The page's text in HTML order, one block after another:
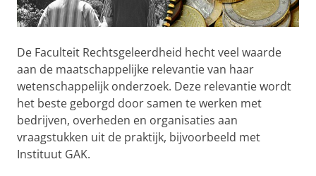
De Faculteit Rechtsgeleerdheid hecht veel waarde
aan de maatschappelijke relevantie van haar
wetenschappelijk onderzoek. Deze relevantie wordt
het beste geborgd door samen te werken met
bedrijven, overheden en organisaties aan
vraagstukken uit de praktijk, bijvoorbeeld met
Instituut GAK.